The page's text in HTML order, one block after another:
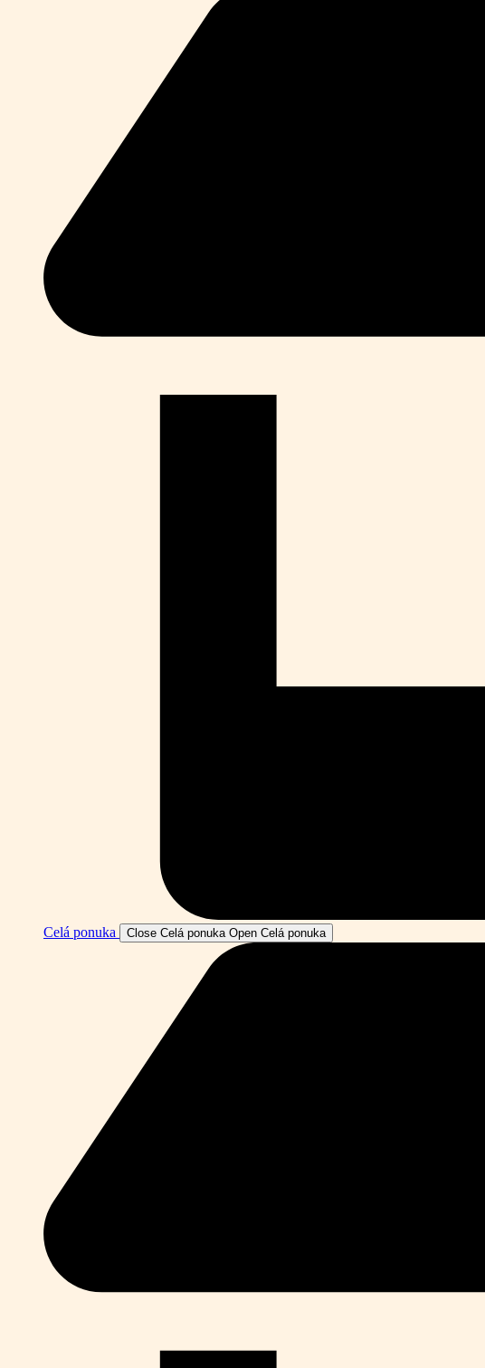
Celá ponuka Close Celá ponuka Open Celá ponuka